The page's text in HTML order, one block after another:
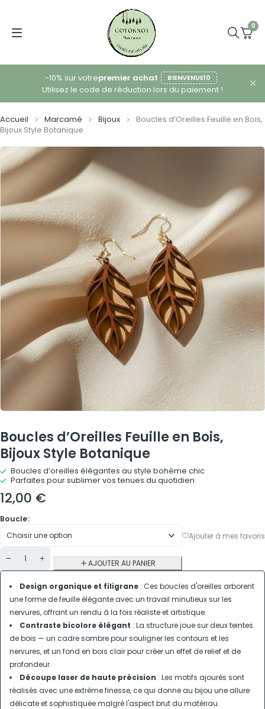
-10% sur votrepremier achat BIENVENUE10
Utilisez le code de réduction lors du paiement !
0
Accueil Marcamé Bijoux
Boucles d’Oreilles Feuille en Bois,
Bijoux Style Botanique
Boucles d’Oreilles Feuille en Bois,
Bijoux Style Botanique
Boucles d’oreilles élégantes au style bohème chic
Parfaites pour sublimer vos tenues du quotidien
12,00 €
Boucle
AJOUTER AU PANIER
Design organique et filigrane: Ces boucles d'oreilles arborent
une forme de feuille élégante avec un travail minutieux sur les
nervures, offrant un rendu à la fois réaliste et artistique.
Contraste bicolore élégant : La structure joue sur deux teintes
de bois — un cadre sombre pour souligner les contours et les
nervures, et un fond en bois clair pour créer un effet de relief et de
profondeur.
Découpe laser de haute précision : Les motifs ajourés sont
réalisés avec une extrême finesse, ce qui donne au bijou une allure
délicate et sophistiquée malgré l'aspect brut du matériau.